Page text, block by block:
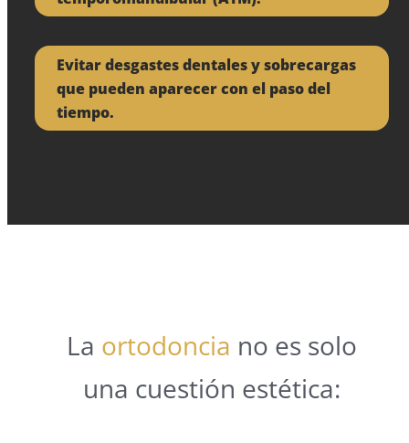
Evitar desgastes dentales y sobrecargas
que pueden aparecer con el paso del
tiempo.
La ortodoncia no es solo
una cuestión estética: